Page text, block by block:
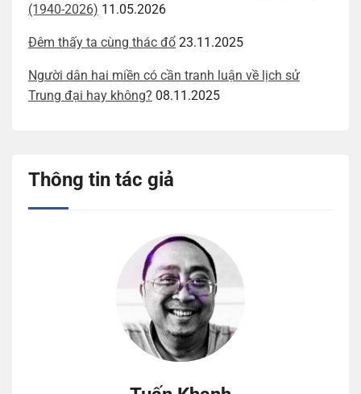
(1940-2026) 11.05.2026
Đêm thấy ta cùng thác đổ 23.11.2025
Người dân hai miền có cần tranh luận về lịch sử
Trung đại hay không? 08.11.2025
Thông tin tác giả